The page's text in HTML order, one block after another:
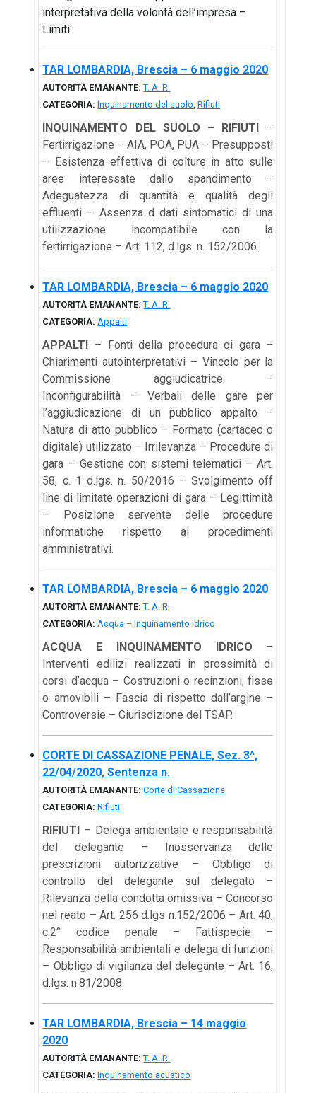
interpretativa della volontà dell’impresa –
Limiti.
TAR LOMBARDIA, Brescia – 6 maggio 2020
AUTORITÀ EMANANTE: T. A. R.
CATEGORIA: Inquinamento del suolo,Rifiuti
INQUINAMENTO DEL SUOLO – RIFIUTI
–
Fertirrigazione – AIA, POA, PUA – Presupposti
– Esistenza effettiva di colture in atto sulle
aree interessate dallo spandimento –
Adeguatezza di quantità e qualità degli
effluenti – Assenza d dati sintomatici di una
utilizzazione incompatibile con la
fertirrigazione – Art. 112, d.lgs. n. 152/2006.
TAR LOMBARDIA, Brescia – 6 maggio 2020
AUTORITÀ EMANANTE: T. A. R.
CATEGORIA: Appalti
APPALTI
– Fonti della procedura di gara –
Chiarimenti autointerpretativi – Vincolo per la
Commissione aggiudicatrice –
Inconfigurabilità – Verbali delle gare per
l’aggiudicazione di un pubblico appalto –
Natura di atto pubblico – Formato (cartaceo o
digitale) utilizzato – Irrilevanza – Procedure di
gara – Gestione con sistemi telematici – Art.
58, c. 1 d.lgs. n. 50/2016 – Svolgimento off
line di limitate operazioni di gara – Legittimità
– Posizione servente delle procedure
informatiche rispetto ai procedimenti
amministrativi.
TAR LOMBARDIA, Brescia – 6 maggio 2020
AUTORITÀ EMANANTE: T. A. R.
CATEGORIA: Acqua – Inquinamento idrico
ACQUA E INQUINAMENTO IDRICO –
Interventi edilizi realizzati in prossimità di
corsi d’acqua – Costruzioni o recinzioni, fisse
o amovibili – Fascia di rispetto dall’argine –
Controversie – Giurisdizione del TSAP.
CORTE DI CASSAZIONE PENALE, Sez. 3^,
22/04/2020, Sentenza n.
AUTORITÀ EMANANTE: Corte di Cassazione
CATEGORIA: Rifiuti
RIFIUTI
– Delega ambientale e responsabilità
del delegante – Inosservanza delle
prescrizioni autorizzative – Obbligo di
controllo del delegante sul delegato –
Rilevanza della condotta omissiva – Concorso
nel reato – Art. 256 d.lgs n.152/2006 – Art. 40,
c.2° codice penale – Fattispecie –
Responsabilità ambientali e delega di funzioni
– Obbligo di vigilanza del delegante – Art. 16,
d.lgs. n.81/2008.
TAR LOMBARDIA, Brescia – 14 maggio
2020
AUTORITÀ EMANANTE: T. A. R.
CATEGORIA: Inquinamento acustico